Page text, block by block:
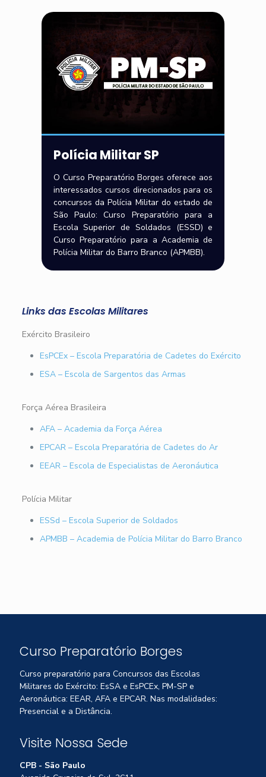
Polícia Militar SP
O Curso Preparatório Borges oferece aos
interessados cursos direcionados para os
concursos da Polícia Militar do estado de
São Paulo: Curso Preparatório para a
Escola Superior de Soldados (ESSD) e
Curso Preparatório para a Academia de
Polícia Militar do Barro Branco (APMBB).
Links das Escolas Militares
Exército Brasileiro
EsPCEx – Escola Preparatória de Cadetes do Exército
ESA – Escola de Sargentos das Armas
Força Aérea Brasileira
AFA – Academia da Força Aérea
EPCAR – Escola Preparatória de Cadetes do Ar
EEAR – Escola de Especialistas de Aeronáutica
Polícia Militar
ESSd – Escola Superior de Soldados
APMBB – Academia de Polícia Militar do Barro Branco
Curso Preparatório Borges
Curso preparatório para Concursos das Escolas
Militares do Exército: EsSA e EsPCEx, PM-SP e
Aeronáutica: EEAR, AFA e EPCAR. Nas modalidades:
Presencial e a Distância.
Visite Nossa Sede
CPB - São Paulo